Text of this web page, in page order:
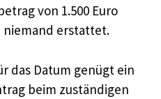
von 1.500 Euro
niemand erstattet.
das Datum genügt ein
beim zuständigen